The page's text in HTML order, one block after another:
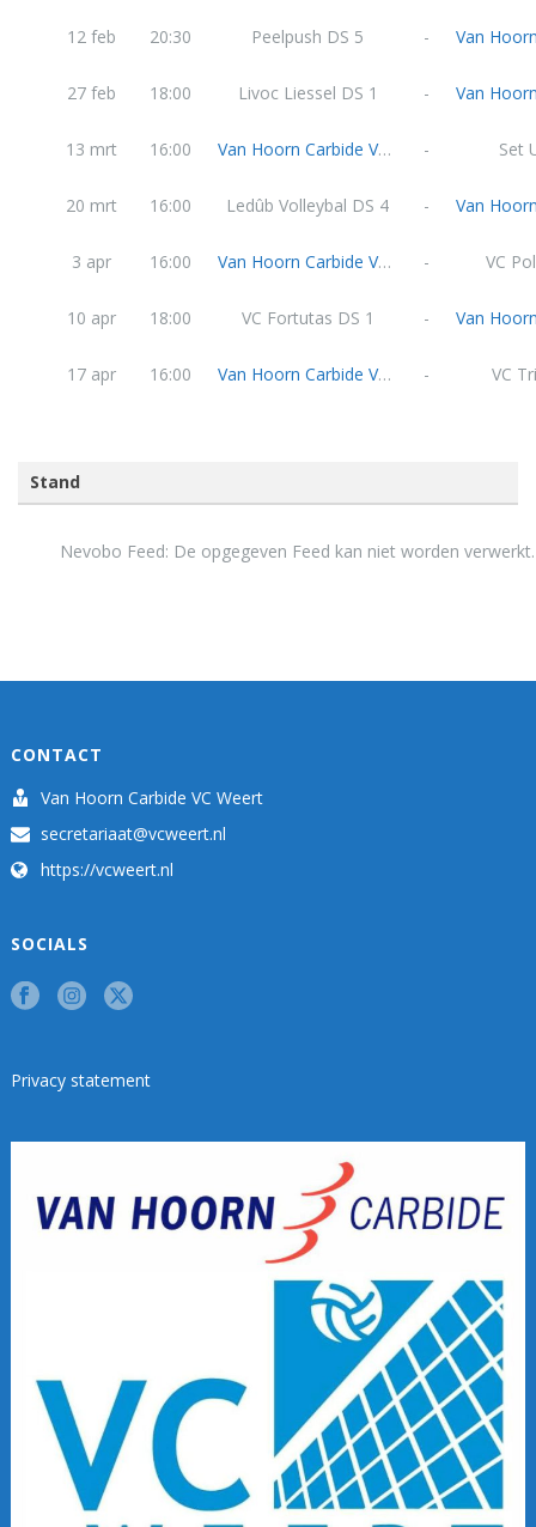
12 feb 20:30 Peelpush DS 5 -
27 feb 18:00 Livoc Liessel DS 1 -
13 mrt 16:00 Van Hoorn Carbide VC Weert DS 3 - Set
20 mrt 16:00 Ledûb Volleybal DS 4 -
3 apr 16:00 Van Hoorn Carbide VC Weert DS 3 - VC
10 apr 18:00 VC Fortutas DS 1 -
17 apr 16:00 Van Hoorn Carbide VC Weert DS 3 - VC
Stand
Nevobo Feed: De opgegeven Feed kan niet worden verwerkt.
CONTACT
Van Hoorn Carbide VC Weert
secretariaat@vcweert.nl
https://vcweert.nl
SOCIALS
Privacy statement